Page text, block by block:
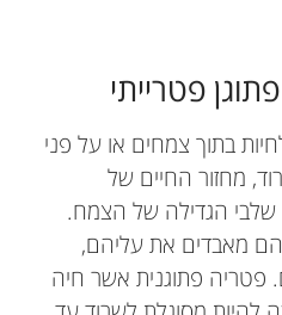
פטרייתי
בתוך צמחים או על פני
מחזור החיים של
שלבי הגדילה של הצמח.
מאבדים את עליהם,
פטריה פתוגנית אשר חיה